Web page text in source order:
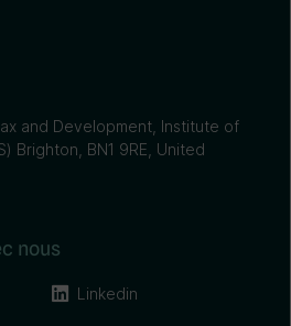
and Development, Institute of
Brighton, BN1 9RE, United
nous
Linkedin